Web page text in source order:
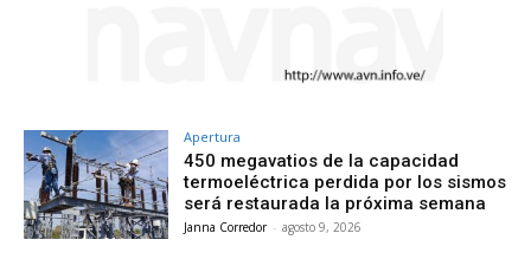
Apertura
450 megavatios de la capacidad
termoeléctrica perdida por los sismos
será restaurada la próxima semana
Janna Corredor - agosto 9, 2026